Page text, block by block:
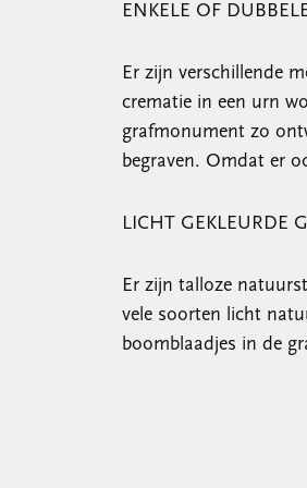
ENKELE OF
Er zijn verschillende
crematie in een urn
grafmonument zo
begraven. Omdat er
LICHT GEKLEURDE
Er zijn talloze
vele soorten licht
boomblaadjes in de